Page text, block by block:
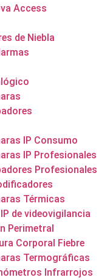
Access
de Niebla
IP Consumo
IP Profesionales
Profesionales
Térmicas
de videovigilancia
Perimetral
Corporal Fiebre
Termográficas
Infrarrojos